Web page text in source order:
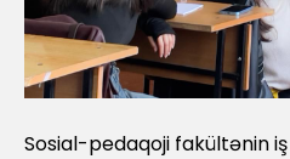
Sosial-pedaqoji fakültənin